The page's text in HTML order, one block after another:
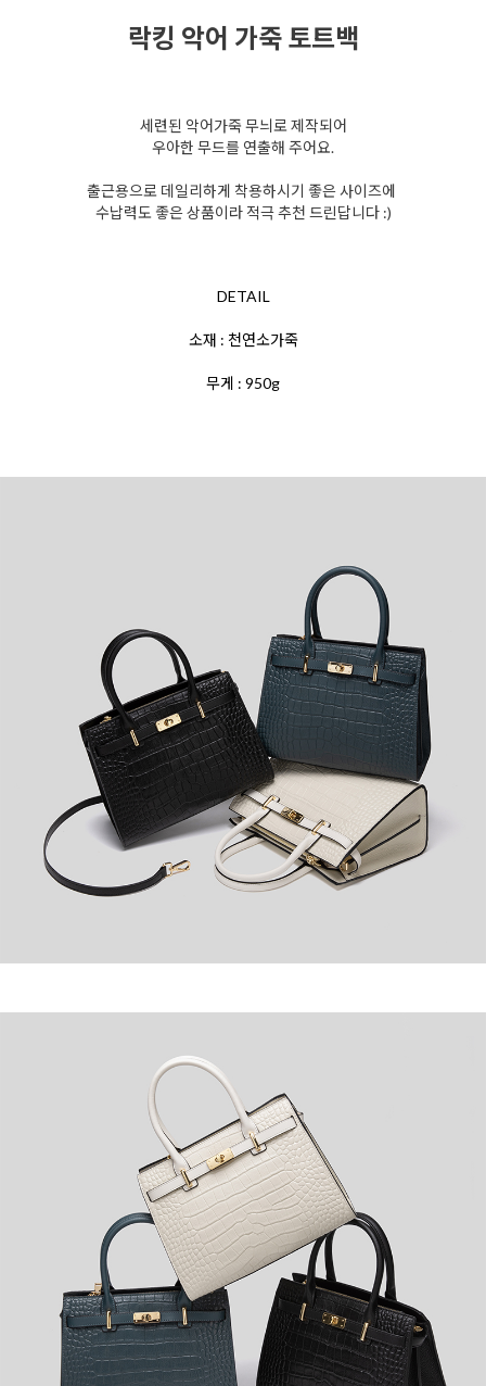
락킹 악어 가죽 토트백
세련된 악어가죽 무늬로 제작되어
우아한 무드를 연출해 주어요.
출근용으로 데일리하게 착용하시기 좋은 사이즈에
수납력도 좋은 상품이라 적극 추천 드린답니다 :)
DETAIL
소재 : 천연소가죽
무게 : 950g